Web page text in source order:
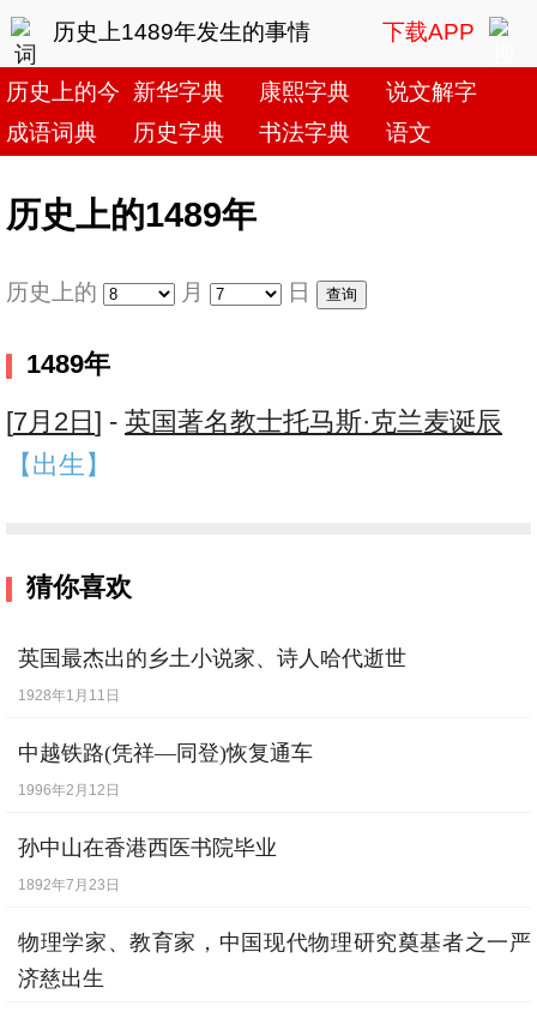
历史上1489年发生的事情 下载APP
历史上的今天新华字典 康熙字典
说文解字
成语词典
历史字典 书法字典 语文
历史上的1489年
历史上的 月 日
1489年
[7月2日 ] - 英国著名教士托马斯·克兰麦诞辰
【出生】
猜你喜欢
英国最杰出的乡土小说家、诗人哈代逝世
1928年1月11日
中越铁路(凭祥—同登)恢复通车
1996年2月12日
孙中山在香港西医书院毕业
1892年7月23日
物理学家、教育家，中国现代物理研究奠基者之一严
济慈出生